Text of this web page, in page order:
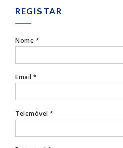
REGISTAR
Nome *
Email *
Telemóvel *